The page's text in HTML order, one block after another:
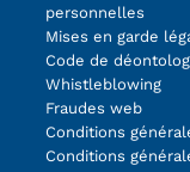
personnelles
Mises en garde
Code de
Whistleblowing
Fraudes web
Conditions
Conditions